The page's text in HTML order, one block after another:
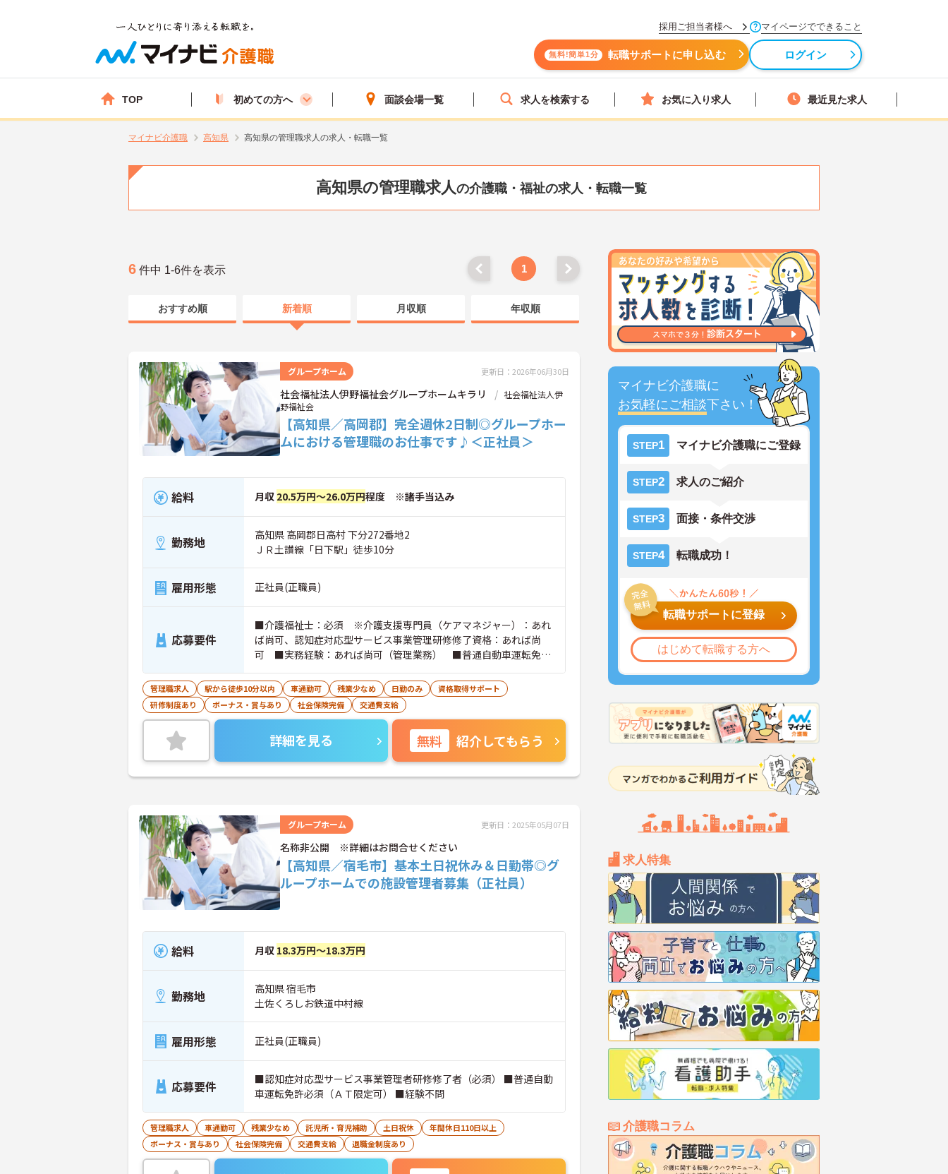
採用ご担当者様へ マイページでできること
無料!簡単1分 転職サポートに申し込む ログイン
TOP 初めての方へ 面談会場一覧 求人を検索する お気に入り求人 最近見た求人
マイナビ介護職 高知県 高知県の管理職求人の求人・転職一覧
高知県の管理職求人の介護職・福祉の求人・転職一覧
マイナビ介護職に
お気軽にご相談下さい！
STEP1 マイナビ介護職にご登録
STEP2 求人のご紹介
STEP3 面接・条件交渉
STEP4 転職成功！
転職サポートに登録
はじめて転職する方へ
求人特集
介護職コラム
6 件中 1-6件を表示 1
おすすめ順 新着順 月収順 年収順
グループホーム 更新日：2026年06月30日
社会福祉法人伊野福祉会グループホームキラリ
社会福祉法人伊
野福祉会
【高知県／高岡郡】完全週休2日制◎グループホー
ムにおける管理職のお仕事です♪＜正社員＞
給料 月収 20.5万円～26.0万円程度 ※諸手当込み
勤務地
高知県 高岡郡日高村 下分272番地2
ＪＲ土讃線「日下駅」徒歩10分
雇用形態 正社員(正職員)
応募要件
■介護福祉士：必須 ※介護支援専門員（ケアマネジャー）：あれ
ば尚可、認知症対応型サービス事業管理研修修了資格：あれば尚
可 ■実務経験：あれば尚可（管理業務） ■普通自動車運転免許
（AT限定可）：必須
管理職求人 駅から徒歩10分以内 車通勤可 残業少なめ 日勤のみ
資格取得サポート
研修制度あり
ボーナス・賞与あり 社会保険完備 交通費支給
詳細を見る 無料 紹介してもらう
グループホーム 更新日：2025年05月07日
名称非公開 ※詳細はお問合せください
【高知県／宿毛市】基本土日祝休み＆日勤帯◎グ
ループホームでの施設管理者募集（正社員）
給料 月収 18.3万円～18.3万円
勤務地
高知県 宿毛市
土佐くろしお鉄道中村線
雇用形態 正社員(正職員)
応募要件
■認知症対応型サービス事業管理者研修修了者（必須） ■普通自動
車運転免許必須（ＡＴ限定可） ■経験不問
管理職求人 車通勤可 残業少なめ 託児所・育児補助 土日祝休
年間休日110日以上
ボーナス・賞与あり
社会保険完備 交通費支給 退職金制度あり